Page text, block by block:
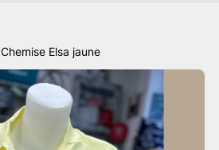
Elsa jaune